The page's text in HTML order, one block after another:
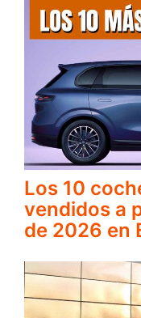
Los 10
vendidos a
de 2026 en